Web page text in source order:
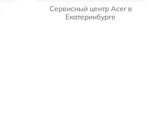
Сервисный центр Acer в
Екатеринбурге